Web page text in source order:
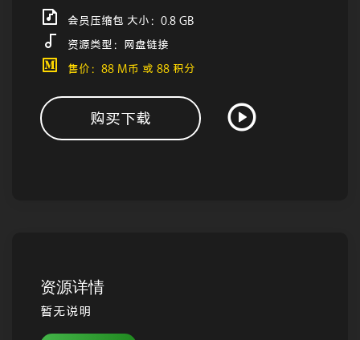
会员压缩包 大小：0.8 GB
资源类型：网盘链接
售价：88 M币 或 88 积分
购买下载
资源详情
暂无说明